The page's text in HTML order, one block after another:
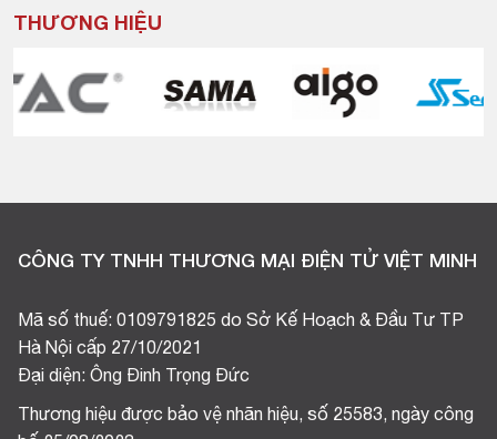
THƯƠNG HIỆU
CÔNG TY TNHH THƯƠNG MẠI ĐIỆN TỬ VIỆT MINH
Mã số thuế: 0109791825 do Sở Kế Hoạch & Đầu Tư TP
Hà Nội cấp 27/10/2021
Đại diện: Ông Đinh Trọng Đức
Thương hiệu được bảo vệ nhãn hiệu, số 25583, ngày công